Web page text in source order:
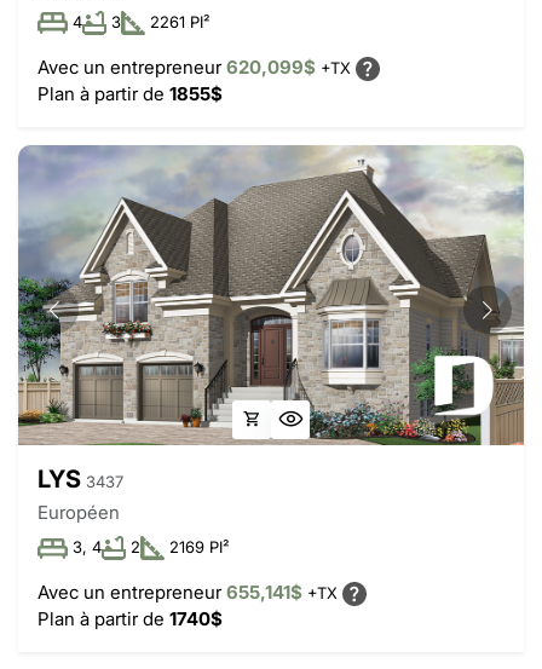
4 3 2261 PI²
Avec un entrepreneur620,099$ +TX
Plan à partir de 1855$
LYS 3437
Européen
3, 4 2 2169 PI²
Avec un entrepreneur655,141$ +TX
Plan à partir de 1740$